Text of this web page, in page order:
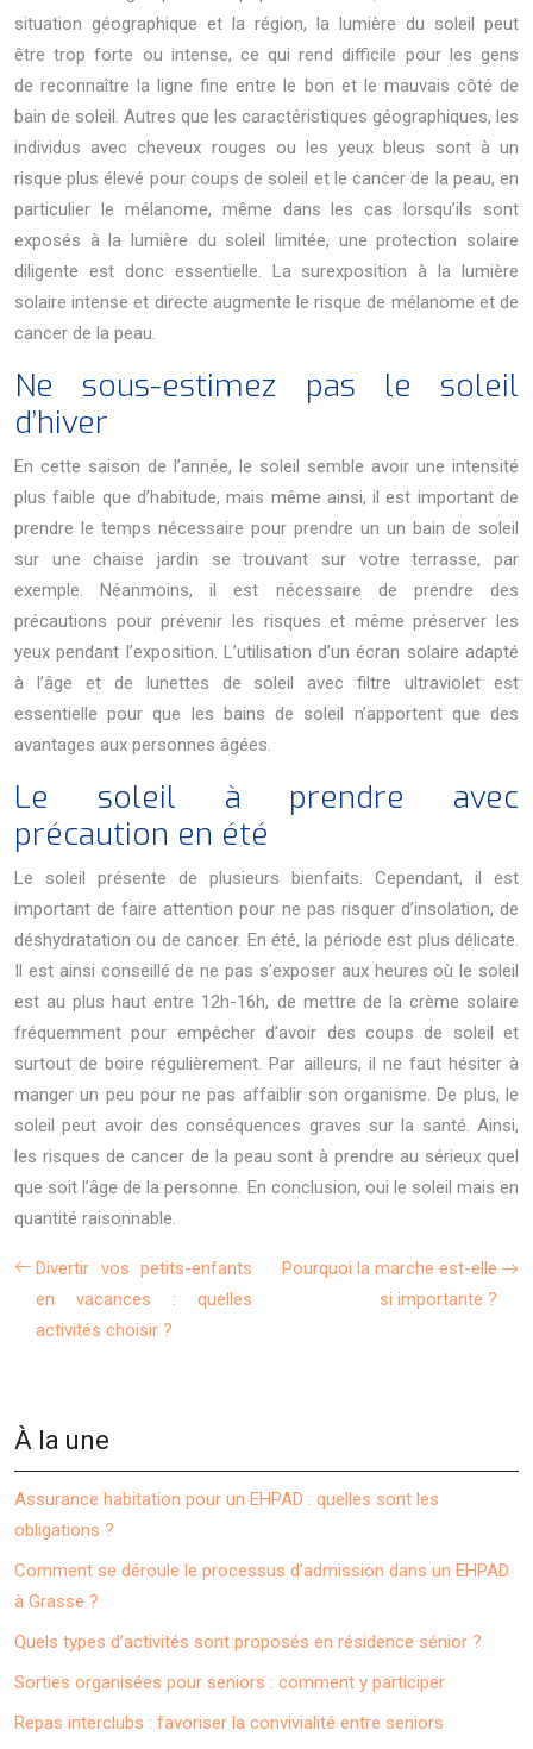
situation géographique et la région, la lumière du soleil peut
être trop forte ou intense, ce qui rend difficile pour les gens
de reconnaître la ligne fine entre le bon et le mauvais côté de
bain de soleil. Autres que les caractéristiques géographiques, les
individus avec cheveux rouges ou les yeux bleus sont à un
risque plus élevé pour coups de soleil et le cancer de la peau, en
particulier le mélanome, même dans les cas lorsqu’ils sont
exposés à la lumière du soleil limitée, une protection solaire
diligente est donc essentielle. La surexposition à la lumière
solaire intense et directe augmente le risque de mélanome et de
cancer de la peau.
Ne sous-estimez pas le soleil
d’hiver
En cette saison de l’année, le soleil semble avoir une intensité
plus faible que d’habitude, mais même ainsi, il est important de
prendre le temps nécessaire pour prendre un un bain de soleil
sur une chaise jardin se trouvant sur votre terrasse, par
exemple. Néanmoins, il est nécessaire de prendre des
précautions pour prévenir les risques et même préserver les
yeux pendant l’exposition. L’utilisation d’un écran solaire adapté
à l’âge et de lunettes de soleil avec filtre ultraviolet est
essentielle pour que les bains de soleil n’apportent que des
avantages aux personnes âgées.
Le soleil à prendre avec
précaution en été
Le soleil présente de plusieurs bienfaits. Cependant, il est
important de faire attention pour ne pas risquer d’insolation, de
déshydratation ou de cancer. En été, la période est plus délicate.
Il est ainsi conseillé de ne pas s’exposer aux heures où le soleil
est au plus haut entre 12h-16h, de mettre de la crème solaire
fréquemment pour empêcher d’avoir des coups de soleil et
surtout de boire régulièrement. Par ailleurs, il ne faut hésiter à
manger un peu pour ne pas affaiblir son organisme. De plus, le
soleil peut avoir des conséquences graves sur la santé. Ainsi,
les risques de cancer de la peau sont à prendre au sérieux quel
que soit l’âge de la personne. En conclusion, oui le soleil mais en
quantité raisonnable.
Divertir vos petits-enfants
en vacances : quelles
activités choisir ?
Pourquoi la marche est-elle
si importante ?
À la une
Assurance habitation pour un EHPAD : quelles sont les
obligations ?
Comment se déroule le processus d’admission dans un EHPAD
à Grasse ?
Quels types d’activités sont proposés en résidence sénior ?
Sorties organisées pour seniors : comment y participer
Repas interclubs : favoriser la convivialité entre seniors